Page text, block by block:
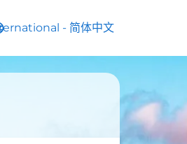
- 简体中文